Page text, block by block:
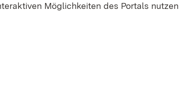
Möglichkeiten des Portals nutzen